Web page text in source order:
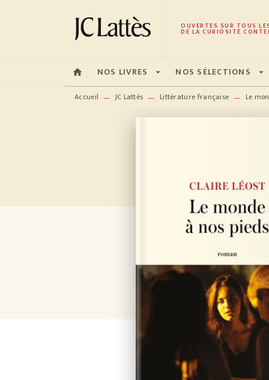
MENU RECHERCHE CONTENU
OUVERTES SUR TOUS
DE LA CURIOSITÉ
home NOS LIVRES arrow_drop_down NOS SÉLECTIONS arrow_drop_down
Accueil — JC Lattès — Littérature française — Le